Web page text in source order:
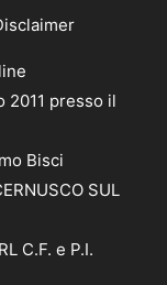
2011 presso il
Bisci
SUL
C.F. e P.I.